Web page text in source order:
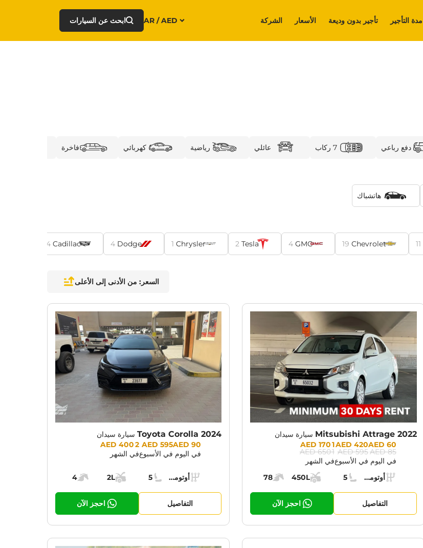
مدة التأجير تأجير بدون وديعة الأسعار الشركة AR / AED ابحث عن السيارات
دفع رباعي 7 ركاب عائلي رياضية كهربائي فاخرة
هاتشباك
11
Chevrolet
19
GMC
4
Tesla
2
Chrysler
1
Dodge
4
Cadillac
4
السعر: من الأدنى إلى الأعلى
Mitsubishi Attrage 2022 سيارة سيدان
CURRENT PROMOTION:
Prices:
60 AED
85 AED
في اليوم
420 AED
595 AED
في الأسبوع
1 170 AED
1 650 AED
في الشهر
Specs:ناقل الحركة:
أوتوماتيك (AT)
مقاعد:
5
مساحة الشحن:
450L
قوة المحرك:
78
التفاصيل احجز الآن
Toyota Corolla 2024 سيارة سيدان
Prices:
90 AED
في اليوم
595 AED
في الأسبوع
2 400 AED
في الشهر
Specs:ناقل الحركة:
أوتوماتيك (AT)
مقاعد:
5
مساحة الشحن:
2L
قوة المحرك:
4
التفاصيل احجز الآن